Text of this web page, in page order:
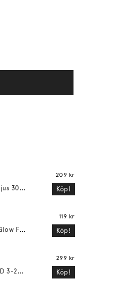
D
immer För Vägguttag LED 3-24W Glödljus 30-200W
209 kr
Köp!
L
ED Classic Normal 5,9W (=60W) WarmGlow Frostad E27
119 kr
Köp!
M
ood Plugg-in Dimmer För Vägguttag LED 3-24W Glödljus 30-200W Vit
299 kr
Köp!